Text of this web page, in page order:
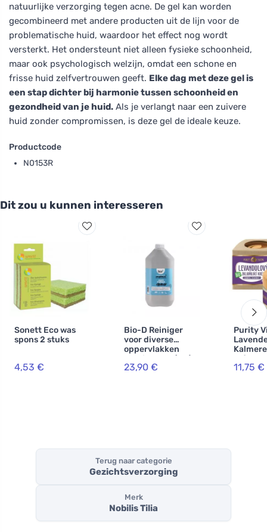
natuurlijke verzorging tegen acne. De gel kan worden
gecombineerd met andere producten uit de lijn voor de
problematische huid, waardoor het effect nog wordt
versterkt. Het ondersteunt niet alleen fysieke schoonheid,
maar ook psychologisch welzijn, omdat een schone en
frisse huid zelfvertrouwen geeft. Elke dag met deze gel is
een stap dichter bij harmonie tussen schoonheid en
gezondheid van je huid. Als je verlangt naar een zuivere
huid zonder compromissen, is deze gel de ideale keuze.
Productcode
N0153R
Dit zou u kunnen interesseren
Sonett Eco was
spons 2 stuks
4,53 €
Bio-D Reiniger
voor diverse
oppervlakken
oranje - bus (5 L)
23,90 €
Purity
Crème
11,75 €
Terug naar categorie
Gezichtsverzorging
Merk
Nobilis Tilia